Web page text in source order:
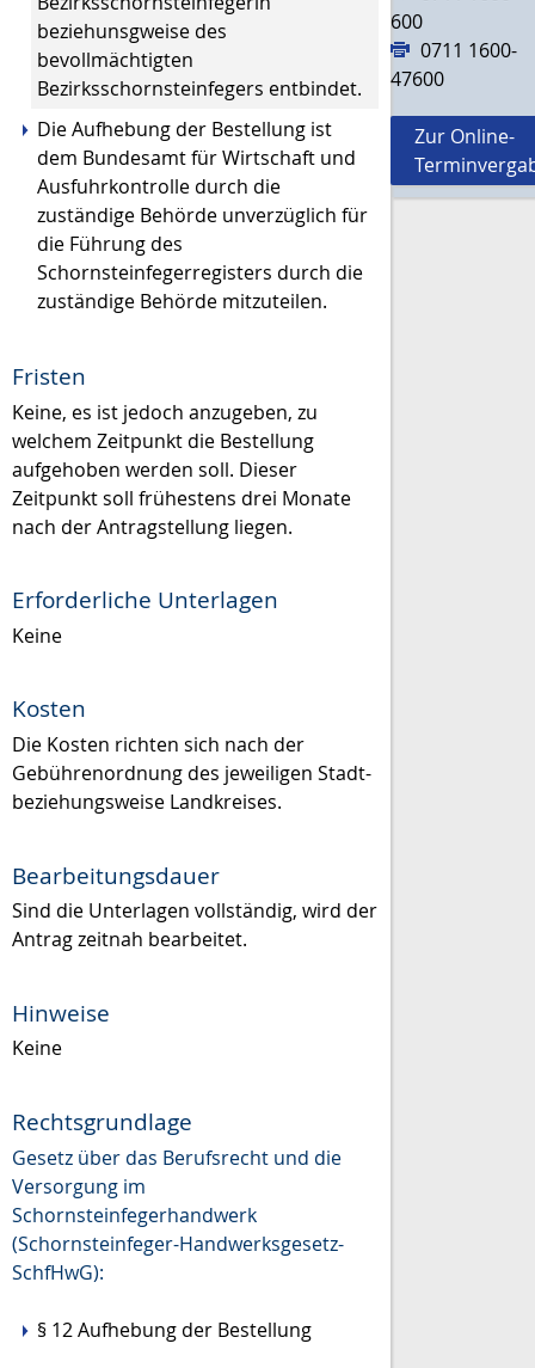
beziehunsgweise des
bevollmächtigten
Bezirksschornsteinfegers entbindet.
Die Aufhebung der Bestellung ist
dem Bundesamt für Wirtschaft und
Ausfuhrkontrolle durch die
zuständige Behörde unverzüglich für
die Führung des
Schornsteinfegerregisters durch die
zuständige Behörde mitzuteilen.
Fristen
Keine, es ist jedoch anzugeben, zu
welchem Zeitpunkt die Bestellung
aufgehoben werden soll. Dieser
Zeitpunkt soll frühestens drei Monate
nach der Antragstellung liegen.
Erforderliche Unterlagen
Keine
Kosten
Die Kosten richten sich nach der
Gebührenordnung des jeweiligen Stadt-
beziehungsweise Landkreises.
Bearbeitungsdauer
Sind die Unterlagen vollständig, wird der
Antrag zeitnah bearbeitet.
Hinweise
Keine
Rechtsgrundlage
Gesetz über das Berufsrecht und die
Versorgung im
Schornsteinfegerhandwerk
(Schornsteinfeger-Handwerksgesetz-
SchfHwG):
§ 12 Aufhebung der Bestellung
600
0711 1600-
47600
Zur Online-